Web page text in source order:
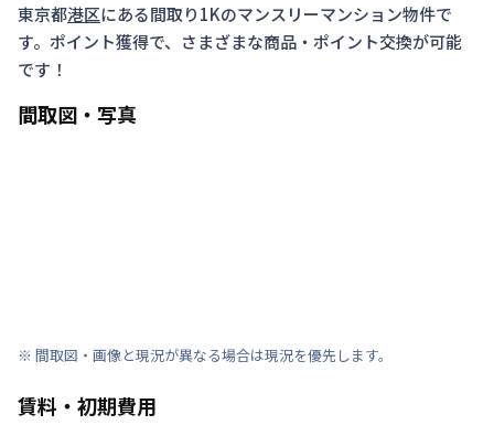
東京都港区にある間取り1Kのマンスリーマンション物件で
す。ポイント獲得で、さまざまな商品・ポイント交換が可能
です！
間取図・写真
※ 間取図・画像と現況が異なる場合は現況を優先します。
賃料・初期費用